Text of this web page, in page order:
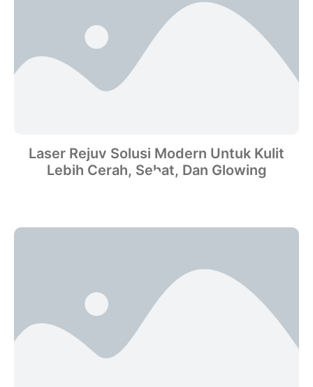
Laser Rejuv Solusi Modern Untuk Kulit
Lebih Cerah, Sehat, Dan Glowing